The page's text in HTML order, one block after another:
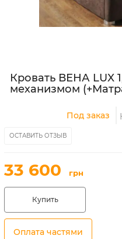
Кровать ВЕНА LUX
механизмом
Под заказ
ОСТАВИТЬ ОТЗЫВ
33 600 грн
Купить
Оплата частями